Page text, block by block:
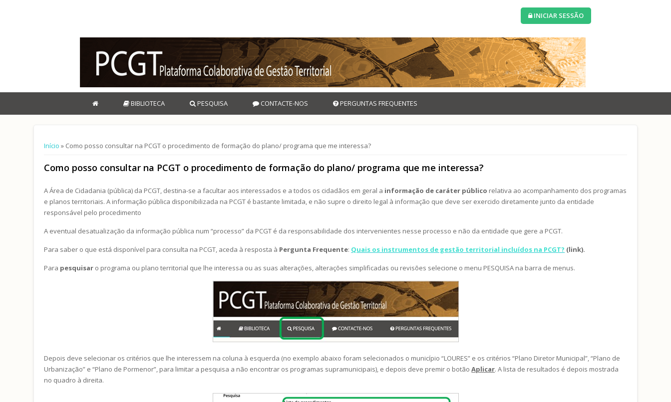
INICIAR SESSÃO
BIBLIOTECA PESQUISA CONTACTE-NOS PERGUNTAS FREQUENTES
Está aqui
Início » Como posso consultar na PCGT o procedimento de formação do plano/ programa que me interessa?
Como posso consultar na PCGT o procedimento de formação do plano/ programa que me interessa?
A Área de Cidadania (pública) da PCGT, destina-se a facultar aos interessados e a todos os cidadãos em geral a informação de caráter público relativa ao acompanhamento dos programas
e planos territoriais. A informação pública disponibilizada na PCGT é bastante limitada, e não supre o direito legal à informação que deve ser exercido diretamente junto da entidade
responsável pelo procedimento
A eventual desatualização da informação pública num “processo” da PCGT é da responsabilidade dos intervenientes nesse processo e não da entidade que gere a PCGT.
Para saber o que está disponível para consulta na PCGT, aceda à resposta à Pergunta Frequente: Quais os instrumentos de gestão territorial incluídos na PCGT? (link).
Para pesquisar o programa ou plano territorial que lhe interessa ou as suas alterações, alterações simplificadas ou revisões selecione o menu PESQUISA na barra de menus.
Depois deve selecionar os critérios que lhe interessem na coluna à esquerda (no exemplo abaixo foram selecionados o município “LOURES” e os critérios “Plano Diretor Municipal”, “Plano de
Urbanização” e “Plano de Pormenor”, para limitar a pesquisa a não encontrar os programas supramunicipais), e depois deve premir o botãoAplicar. A lista de resultados é depois mostrada
no quadro à direita.